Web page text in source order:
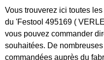
Vous trouverez ici toutes
du 'Festool 495169 (
vous pouvez commander
souhaitées. De
commandées auprès du